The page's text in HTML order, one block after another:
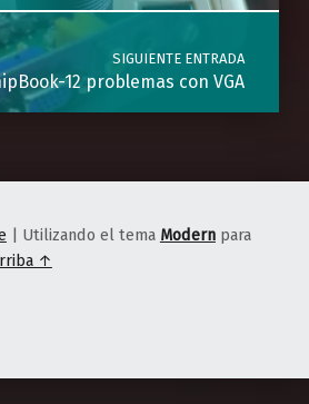
SIGUIENTE ENTRADA
12 problemas con VGA
| Utilizando el tema Modernpara
↑